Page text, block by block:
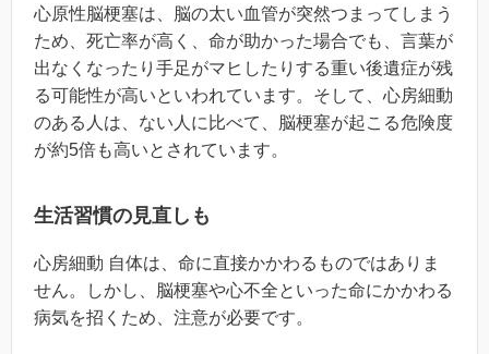
心原性脳梗塞は、脳の太い血管が突然つまってしまう
ため、死亡率が高く、命が助かった場合でも、言葉が
出なくなったり手足がマヒしたりする重い後遺症が残
る可能性が高いといわれています。そして、心房細動
のある人は、ない人に比べて、脳梗塞が起こる危険度
が約5倍も高いとされています。
生活習慣の見直しも
心房細動 自体は、命に直接かかわるものではありま
せん。しかし、脳梗塞や心不全といった命にかかわる
病気を招くため、注意が必要です。